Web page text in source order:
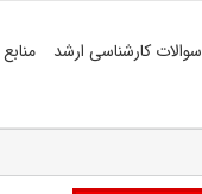
سوالات کارشناسی ارشد